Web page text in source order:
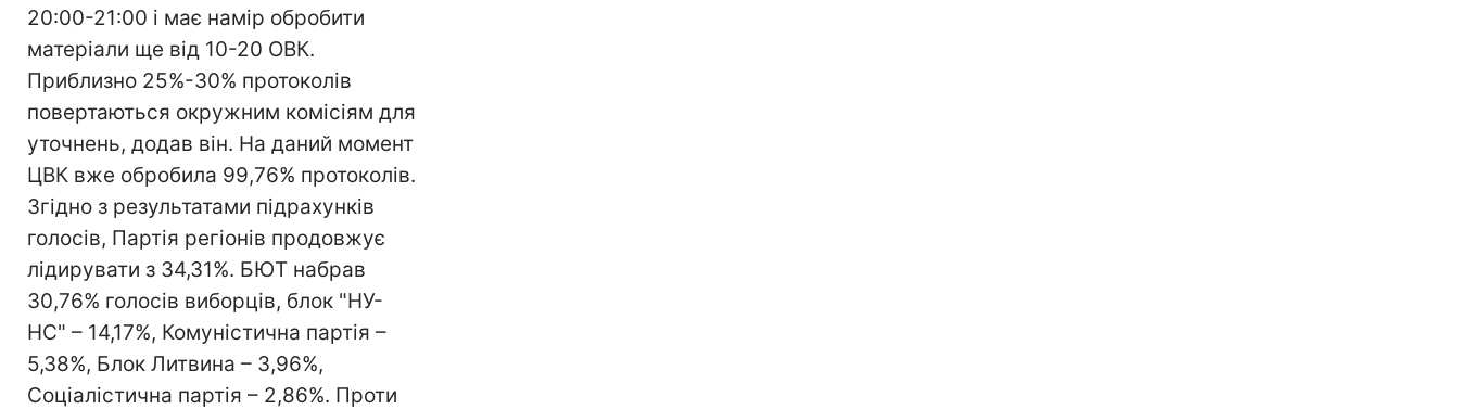
20:00-21:00 і має намір обробити
матеріали ще від 10-20 ОВК.
Приблизно 25%-30% протоколів
повертаються окружним комісіям для
уточнень, додав він. На даний момент
ЦВК вже обробила 99,76% протоколів.
Згідно з результатами підрахунків
голосів, Партія регіонів продовжує
лідирувати з 34,31%. БЮТ набрав
30,76% голосів виборців, блок "НУ-
НС" – 14,17%, Комуністична партія –
5,38%, Блок Литвина – 3,96%,
Соціалістична партія – 2,86%. Проти